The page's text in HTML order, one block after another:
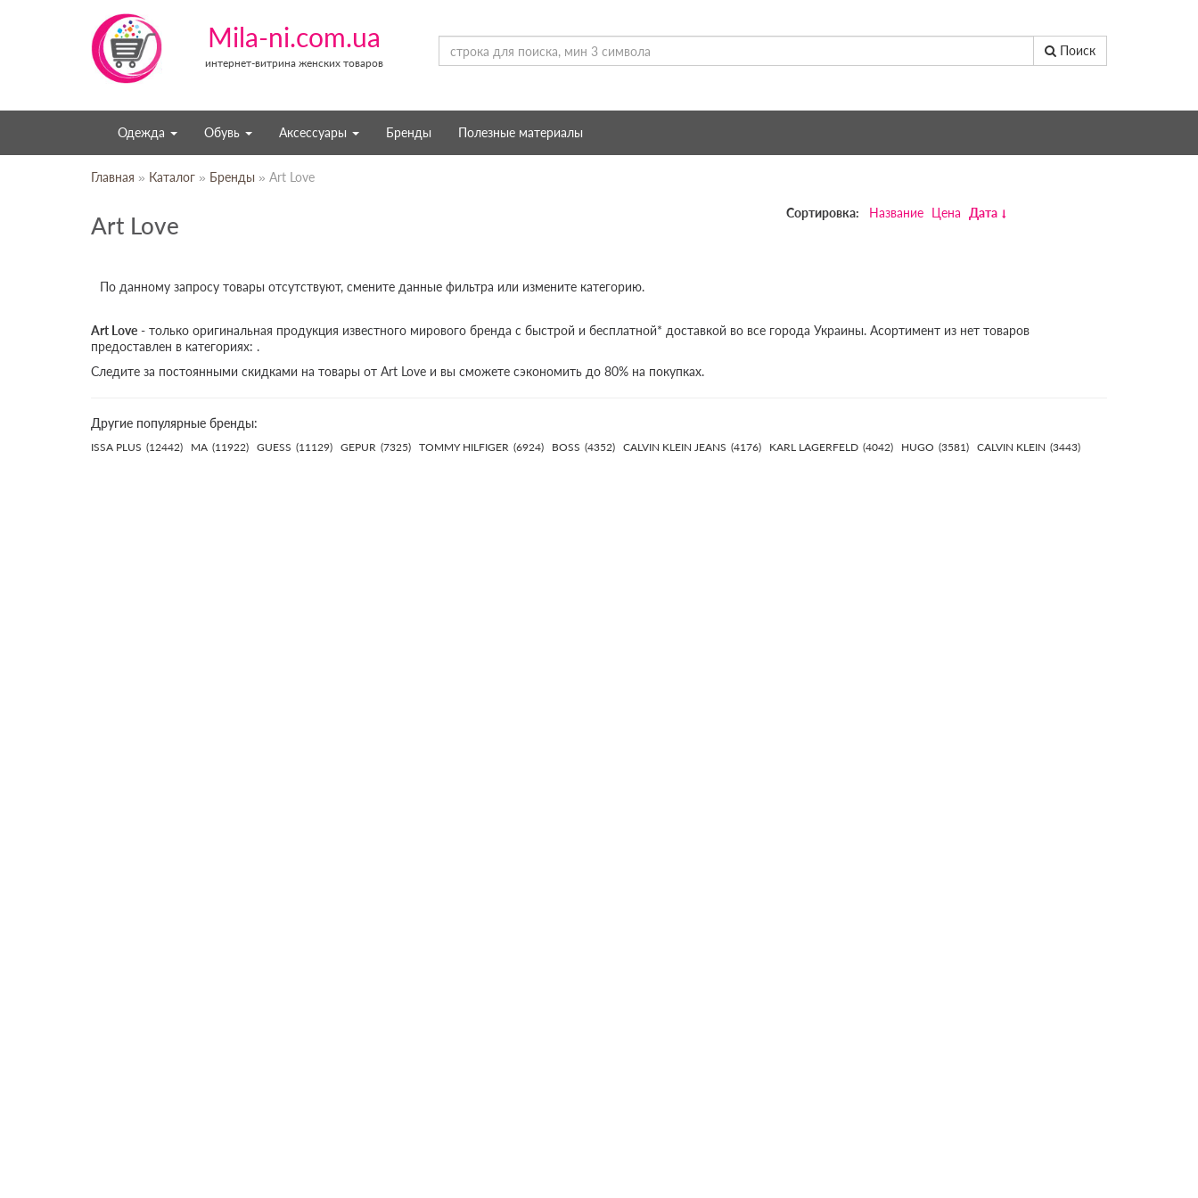
Mila-ni.com.ua
интернет-витрина женских товаров
Поиск
Одежда Обувь Аксессуары Бренды Полезные материалы
Главная » Каталог » Бренды » Art Love
Art Love Сортировка: Название Цена Дата
По данному запросу товары отсутствуют, смените данные фильтра или измените категорию.
Art Love - только оригинальная продукция известного мирового бренда с быстрой и бесплатной* доставкой во все города Украины. Асортимент из нет товаров
предоставлен в категориях: .
Следите за постоянными скидками на товары от Art Love и вы сможете сэкономить до 80% на покупках.
Другие популярные бренды:
ISSA PLUS (12442) MA (11922) GUESS (11129) GEPUR (7325) TOMMY HILFIGER (6924) BOSS (4352) CALVIN KLEIN JEANS (4176) KARL LAGERFELD (4042) HUGO (3581) CALVIN KLEIN (3443)